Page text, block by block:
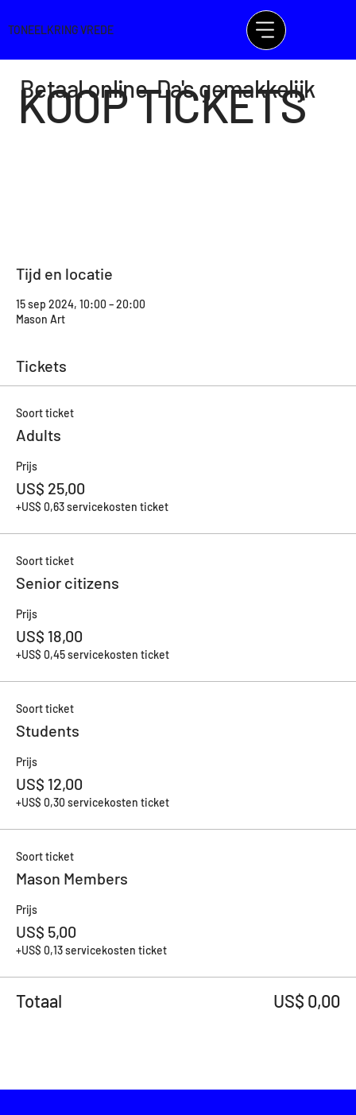
TONEELKRING VREDE
KOOP TICKETS
Betaal online. Da's gemakkelijk
Tijd en locatie
15 sep 2024, 10:00 – 20:00
Mason Art
Tickets
Soort ticket
Adults
Prijs
US$ 25,00
+US$ 0,63 servicekosten ticket
Soort ticket
Senior citizens
Prijs
US$ 18,00
+US$ 0,45 servicekosten ticket
Soort ticket
Students
Prijs
US$ 12,00
+US$ 0,30 servicekosten ticket
Soort ticket
Mason Members
Prijs
US$ 5,00
+US$ 0,13 servicekosten ticket
Totaal US$ 0,00